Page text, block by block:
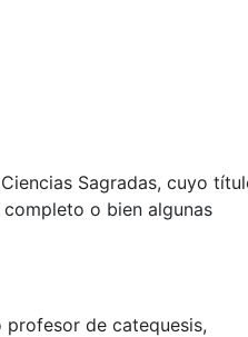
Sagradas, cuyo
o bien algunas
profesor de catequesis,